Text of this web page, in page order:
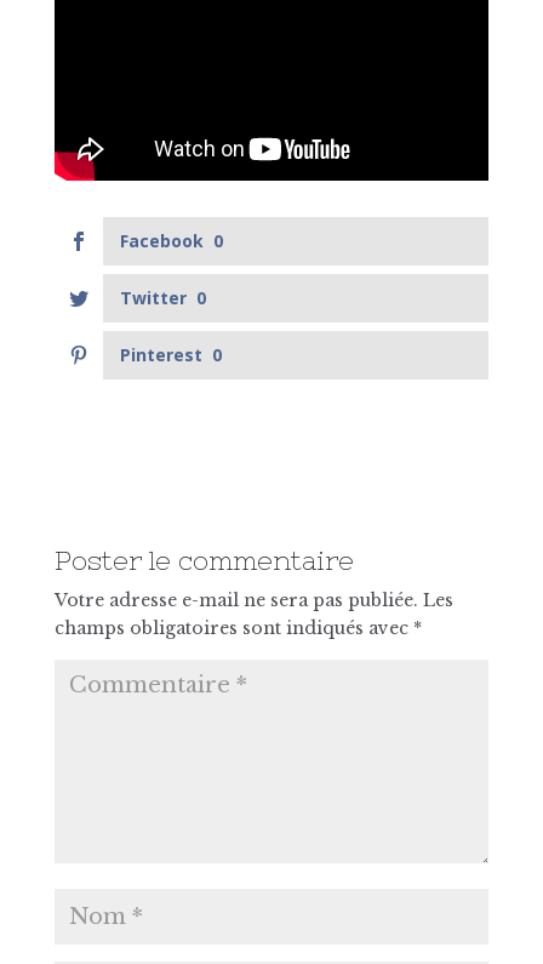
Facebook 0
Twitter 0
Pinterest 0
Poster le commentaire
Votre adresse e-mail ne sera pas publiée. Les
champs obligatoires sont indiqués avec *